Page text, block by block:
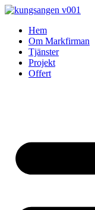
Skip
contentHem
Om Markfirman
Tjänster
Projekt
Offert